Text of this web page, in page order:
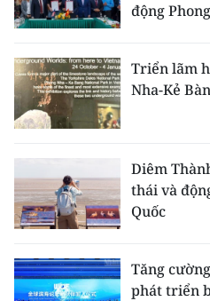
MÔI TRƯỜNG
BẠN ĐỌC
KIỂM CHỨNG THÔNG TIN
54 DÂN TỘC VIỆT NAM
CHƯƠNG TRÌNH OCOP - MỖI
MỘT SẢN PHẨM
động
Triển lãm
Nha-Kẻ
Diêm
thái và
Quốc
Tăng
phát triển